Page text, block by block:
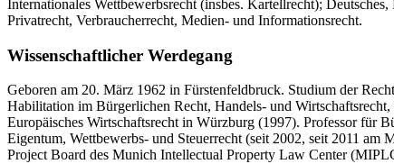
Internationales Wettbewerbsrecht (insbes. Kartellrecht);
Privatrecht, Verbraucherrecht, Medien- und Informationsrecht.
Wissenschaftlicher Werdegang
Geboren am 20. März 1962 in Fürstenfeldbruck. Studium der
Habilitation im Bürgerlichen Recht, Handels- und
Europäisches Wirtschaftsrecht in Würzburg (1997). Professor für
Eigentum, Wettbewerbs- und Steuerrecht (seit 2002, seit 2011
Project Board des Munich Intellectual Property Law Center